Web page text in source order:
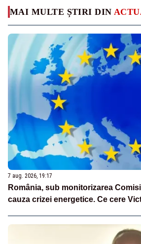
MAI MULTE ȘTIRI DIN
7 aug. 2026, 19:17
România, sub monitorizarea
cauza crizei energetice. Ce cere